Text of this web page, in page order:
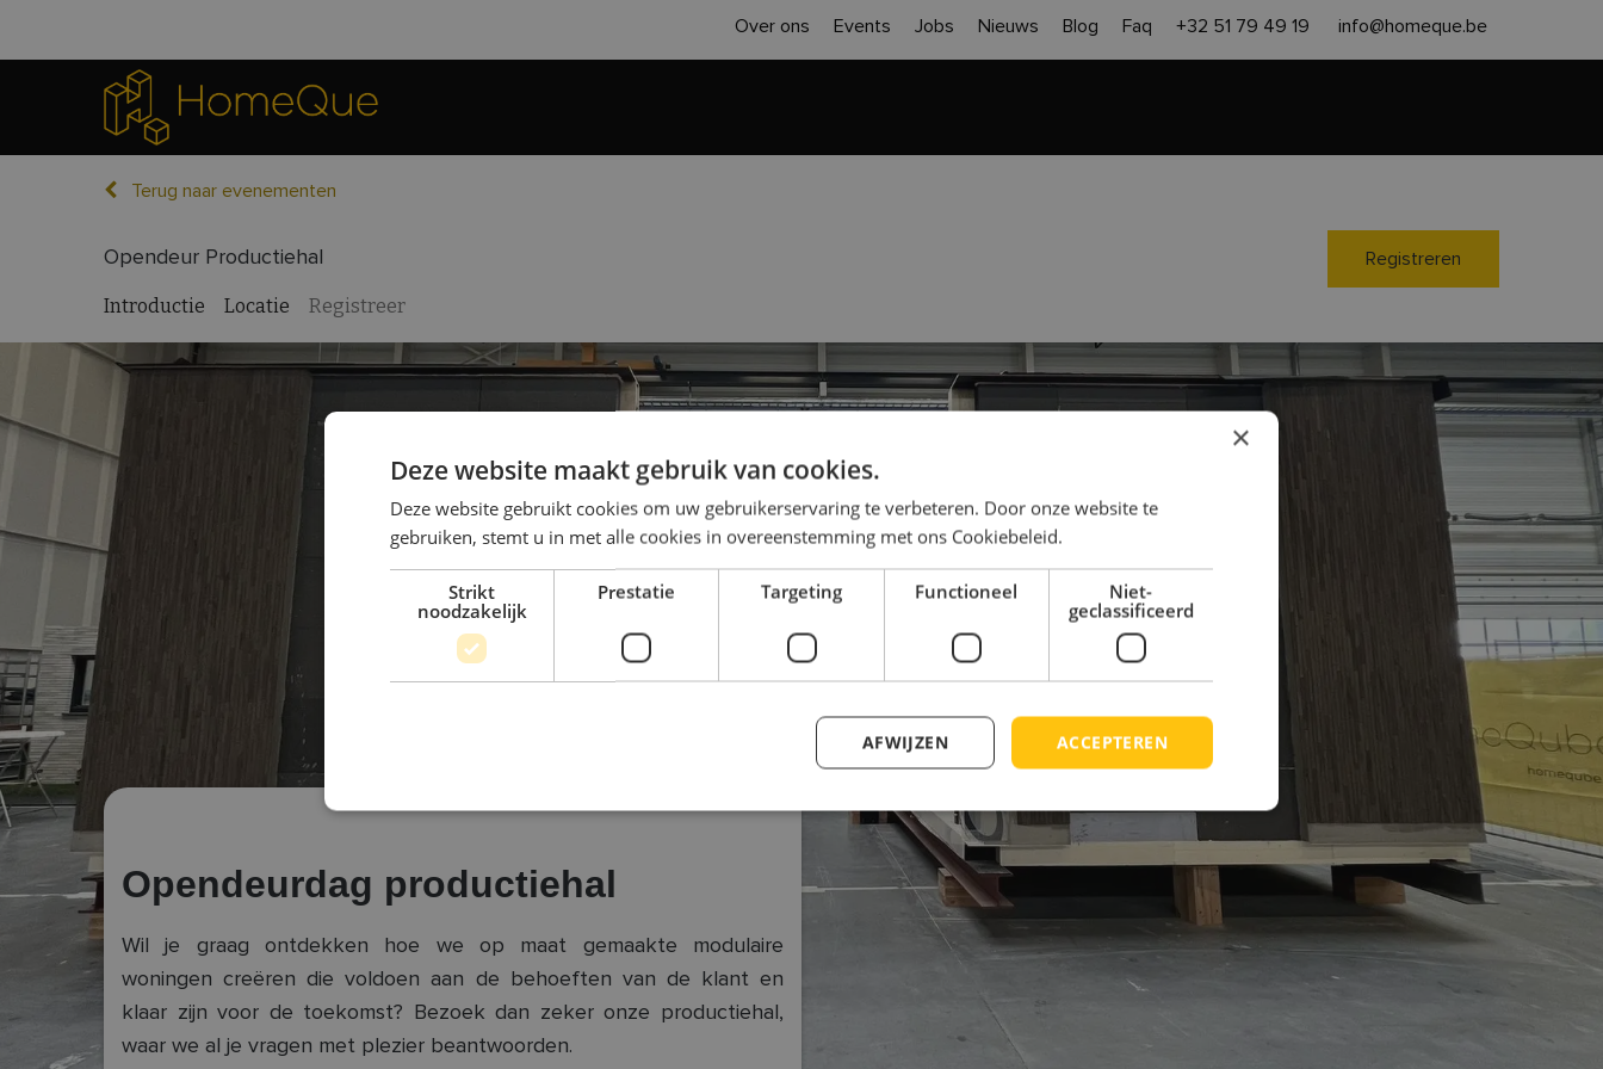
Over ons Events Jobs Nieuws Blog Faq +32 51 79 49 19 info@homeque.be
Terug naar evenementen
Opendeur Productiehal Registreren
Introductie Locatie Registreer
Opendeurdag productiehal
Wil je graag ontdekken hoe we op maat gemaakte modulaire
woningen creëren die voldoen aan de behoeften van de klant en
klaar zijn voor de toekomst? Bezoek dan zeker onze productiehal,
waar we al je vragen met plezier beantwoorden.
×
Deze website maakt gebruik van cookies.
Deze website gebruikt cookies om uw gebruikerservaring te verbeteren. Door onze website te
gebruiken, stemt u in met alle cookies in overeenstemming met ons Cookiebeleid.
Strikt
noodzakelijk
Prestatie Targeting Functioneel
Niet-
geclassificeerd
ACCEPTEREN
AFWIJZEN